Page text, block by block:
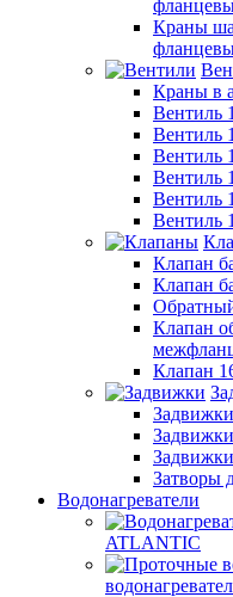
Краны
Краны в
Вентиль
Вентиль
Вентиль
Вентиль
Вентиль
Вентиль
Клапан
Клапан
Клапан
Клапан
Затворы
Водонагреватели
ATLANTIC